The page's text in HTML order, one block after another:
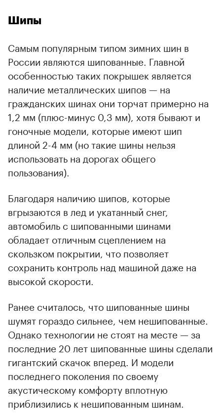
Шипы
Самым популярным типом зимних шин в
России являются шипованные. Главной
особенностью таких покрышек является
наличие металлических шипов — на
гражданских шинах они торчат примерно на
1,2 мм (плюс-минус 0,3 мм), хотя бывают и
гоночные модели, которые имеют шип
длиной 2-4 мм (но такие шины нельзя
использовать на дорогах общего
пользования).
Благодаря наличию шипов, которые
вгрызаются в лед и укатанный снег,
автомобиль с шипованными шинами
обладает отличным сцеплением на
скользком покрытии, что позволяет
сохранить контроль над машиной даже на
высокой скорости.
Ранее считалось, что шипованные шины
шумят гораздо сильнее, чем нешипованные.
Однако технологии не стоят на месте — за
последние 20 лет шипованные шины сделали
гигантский скачок вперед. И модели
последнего поколения по своему
акустическому комфорту вплотную
приблизились к нешипованным шинам.